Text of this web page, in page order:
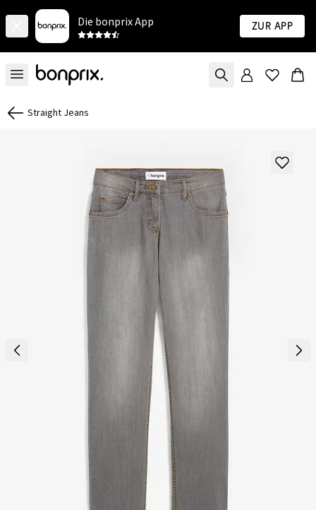
Die bonprix App Zur App
Straight Jeans